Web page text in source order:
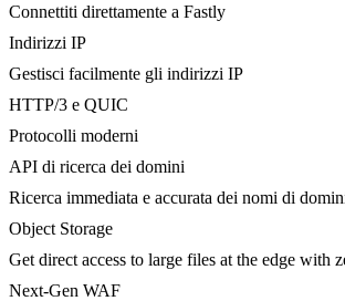
Connettiti direttamente a Fastly
Indirizzi IP
Gestisci facilmente gli indirizzi IP
HTTP/3 e QUIC
Protocolli moderni
API di ricerca dei domini
Ricerca immediata e accurata dei nomi di
Object Storage
Get direct access to large files at the edge with
Next-Gen WAF